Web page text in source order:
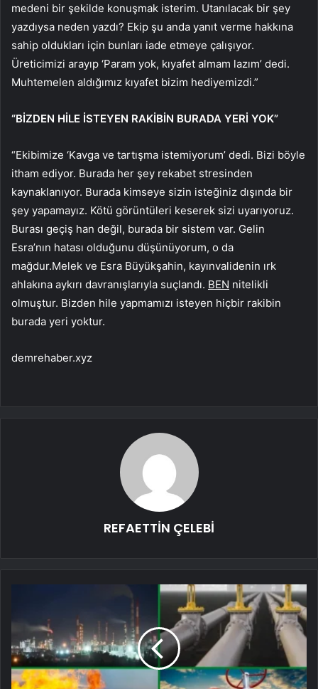
medeni bir şekilde konuşmak isterim. Utanılacak bir şey
yazdıysa neden yazdı? Ekip şu anda yanıt verme hakkına
sahip oldukları için bunları iade etmeye çalışıyor.
Üreticimizi arayıp ‘Param yok, kıyafet almam lazım’ dedi.
Muhtemelen aldığımız kıyafet bizim hediyemizdi.”
“BİZDEN HİLE İSTEYEN RAKİBİN BURADA YERİ YOK”
“Ekibimize ‘Kavga ve tartışma istemiyorum’ dedi. Bizi böyle
itham ediyor. Burada her şey rekabet stresinden
kaynaklanıyor. Burada kimseye sizin isteğiniz dışında bir
şey yapamayız. Kötü görüntüleri keserek sizi uyarıyoruz.
Burası geçiş han değil, burada bir sistem var. Gelin
Esra’nın hatası olduğunu düşünüyorum, o da
mağdur.Melek ve Esra Büyükşahin, kayınvalidenin ırk
ahlakına aykırı davranışlarıyla suçlandı. BEN nitelikli
olmuştur. Bizden hile yapmamızı isteyen hiçbir rakibin
burada yeri yoktur.
demrehaber.xyz
REFAETTİN ÇELEBİ